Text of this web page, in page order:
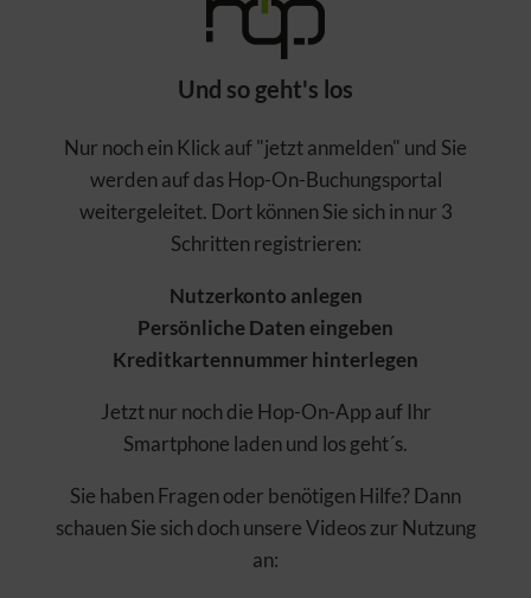
Und so geht's los
Nur noch ein Klick auf "jetzt anmelden" und Sie
werden auf das Hop-On-Buchungsportal
weitergeleitet. Dort können Sie sich in nur 3
Schritten registrieren:
Nutzerkonto anlegen
Persönliche Daten eingeben
Kreditkartennummer hinterlegen
Jetzt nur noch die Hop-On-App auf Ihr
Smartphone laden und los geht´s.
Sie haben Fragen oder benötigen Hilfe? Dann
schauen Sie sich doch unsere Videos zur Nutzung
an: